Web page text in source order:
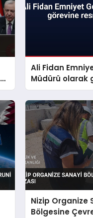
Ali Fidan
Müdürü olarak
resmen başladı
Nizip Organize
Bölgesine